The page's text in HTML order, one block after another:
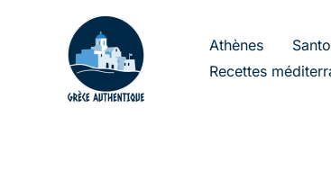
Athènes
Recettes